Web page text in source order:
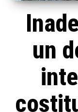
un